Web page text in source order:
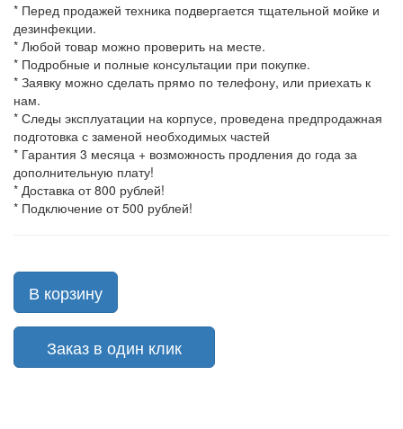
* Перед продажей техника подвергается тщательной мойке и
дезинфекции.
* Любой товар можно проверить на месте.
* Подробные и полные консультации при покупке.
* Заявку можно сделать прямо по телефону, или приехать к
нам.
* Следы эксплуатации на корпусе, проведена предпродажная
подготовка с заменой необходимых частей
* Гарантия 3 месяца + возможность продления до года за
дополнительную плату!
* Доставка от 800 рублей!
* Подключение от 500 рублей!
В корзину
Заказ в один клик